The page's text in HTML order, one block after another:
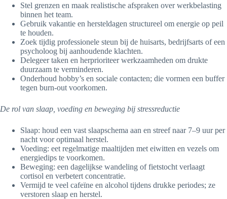
Stel grenzen en maak realistische afspraken over werkbelasting
binnen het team.
Gebruik vakantie en hersteldagen structureel om energie op peil
te houden.
Zoek tijdig professionele steun bij de huisarts, bedrijfsarts of een
psycholoog bij aanhoudende klachten.
Delegeer taken en herprioriteer werkzaamheden om drukte
duurzaam te verminderen.
Onderhoud hobby’s en sociale contacten; die vormen een buffer
tegen burn-out voorkomen.
De rol van slaap, voeding en beweging bij stressreductie
Slaap: houd een vast slaapschema aan en streef naar 7–9 uur per
nacht voor optimaal herstel.
Voeding: eet regelmatige maaltijden met eiwitten en vezels om
energiedips te voorkomen.
Beweging: een dagelijkse wandeling of fietstocht verlaagt
cortisol en verbetert concentratie.
Vermijd te veel cafeïne en alcohol tijdens drukke periodes; ze
verstoren slaap en herstel.